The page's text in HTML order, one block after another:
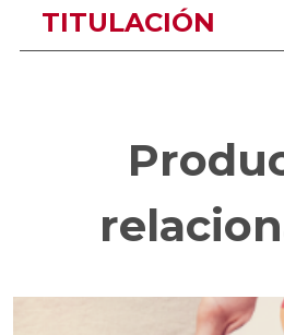
TITULACIÓN